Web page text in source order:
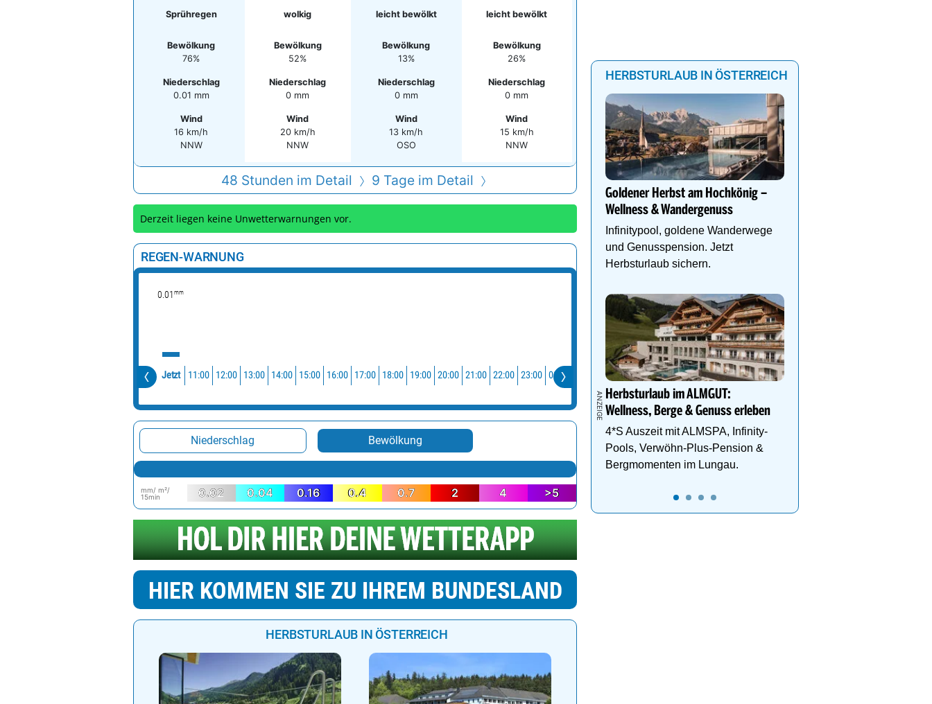
Sprühregen
Bewölkung
76%
Niederschlag
0.01 mm
Wind
16 km/h
NNW
wolkig
Bewölkung
52%
Niederschlag
0 mm
Wind
20 km/h
NNW
leicht bewölkt
Bewölkung
13%
Niederschlag
0 mm
Wind
13 km/h
OSO
leicht bewölkt
Bewölkung
26%
Niederschlag
0 mm
Wind
15 km/h
NNW
48 Stunden im Detail 9 Tage im Detail
Derzeit liegen keine Unwetterwarnungen vor.
REGEN-WARNUNG
0.01 mm
Jetzt 11:00 12:00 13:00 14:00 15:00 16:00 17:00 18:00 19:00 20:00 21:00 22:00 23:00 00:00 02:00 03:00 04:00 05:00 06:00
Niederschlag Bewölkung
mm/ m²/
15min
0.02 0.04 0.16 0.4 0.7 2 4 >5
HIER KOMMEN SIE ZU IHREM BUNDESLAND
HERBSTURLAUB IN ÖSTERREICH
HERBSTURLAUB IN ÖSTERREICH
Goldener Herbst am Hochkönig –
Wellness & Wandergenuss
Infinitypool, goldene Wanderwege
und Genusspension. Jetzt
Herbsturlaub sichern.
Herbsturlaub im ALMGUT:
Wellness, Berge & Genuss erleben
4*S Auszeit mit ALMSPA, Infinity-
Pools, Verwöhn-Plus-Pension &
Bergmomenten im Lungau.